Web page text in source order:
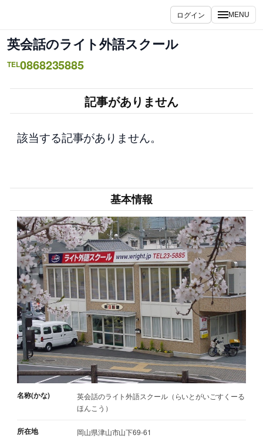
を
ス
キ
ログイン MENU
英会話のライト外語スクール
TEL0868235885
記事がありません
該当する記事がありません。
基本情報
名称(かな)
英会話のライト外語スクール（らいとがいごすくーる
ほんこう）
所在地 岡山県津山市山下69-61